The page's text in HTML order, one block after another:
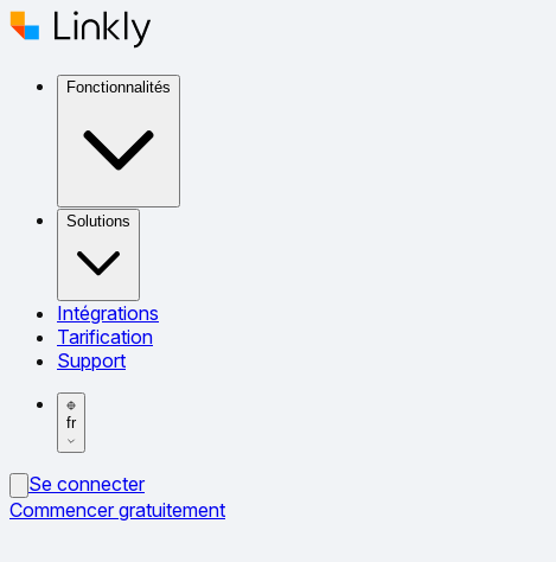
Fonctionnalités
Solutions
Intégrations
Tarification
Support
fr
Se connecter
Commencer gratuitement